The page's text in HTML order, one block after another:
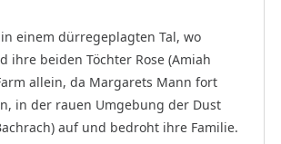
einem dürregeplagten Tal, wo
ihre beiden Töchter Rose (Amiah
allein, da Margarets Mann fort
in der rauen Umgebung der Dust
auf und bedroht ihre Familie.